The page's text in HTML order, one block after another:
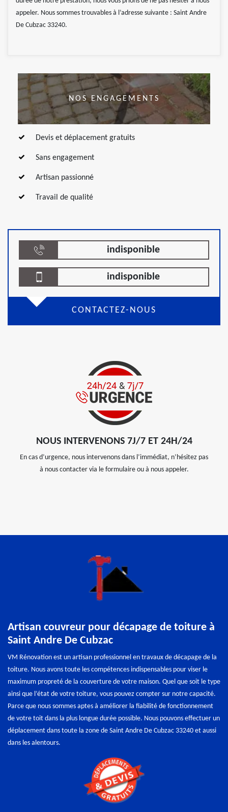
appeler. Nous sommes trouvables à l’adresse suivante : Saint Andre
De Cubzac 33240.
NOS ENGAGEMENTS
Devis et déplacement gratuits
Sans engagement
Artisan passionné
Travail de qualité
indisponible
indisponible
CONTACTEZ-NOUS
NOUS INTERVENONS 7J/7 ET 24H/24
En cas d’urgence, nous intervenons dans l’immédiat, n’hésitez pas
à nous contacter via le formulaire ou à nous appeler.
Artisan couvreur pour décapage de toiture à
Saint Andre De Cubzac
VM Rénovation est un artisan professionnel en travaux de décapage de la
toiture. Nous avons toute les compétences indispensables pour viser le
maximum propreté de la couverture de votre maison. Quel que soit le type
ainsi que l’état de votre toiture, vous pouvez compter sur notre capacité.
Parce que nous sommes aptes à améliorer la fiabilité de fonctionnement
de votre toit dans la plus longue durée possible. Nous pouvons effectuer un
déplacement dans toute la zone de Saint Andre De Cubzac 33240 et aussi
dans les alentours.